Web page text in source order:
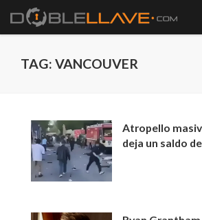
TAG: VANCOUVER
Atropello
deja un saldo